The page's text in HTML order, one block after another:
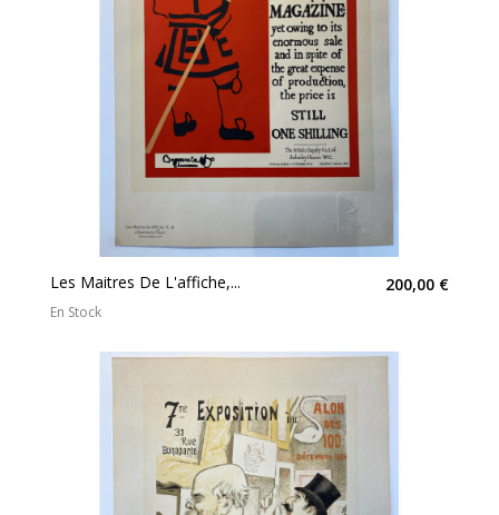
Les Maitres De L'affiche,... 200,00 €
En Stock